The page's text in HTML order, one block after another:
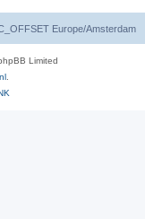
Europe/Amsterdam
Limited
.